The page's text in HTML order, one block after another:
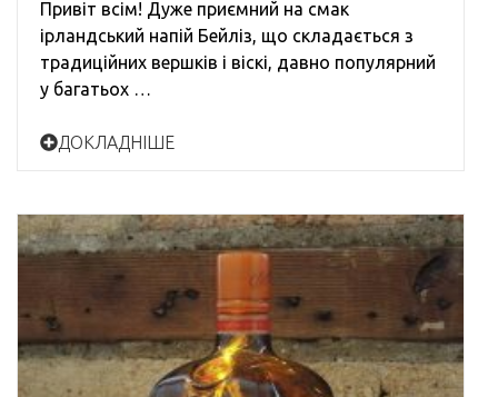
Привіт всім! Дуже приємний на смак
ірландський напій Бейліз, що складається з
традиційних вершків і віскі, давно популярний
у багатьох …
ДОКЛАДНІШЕ